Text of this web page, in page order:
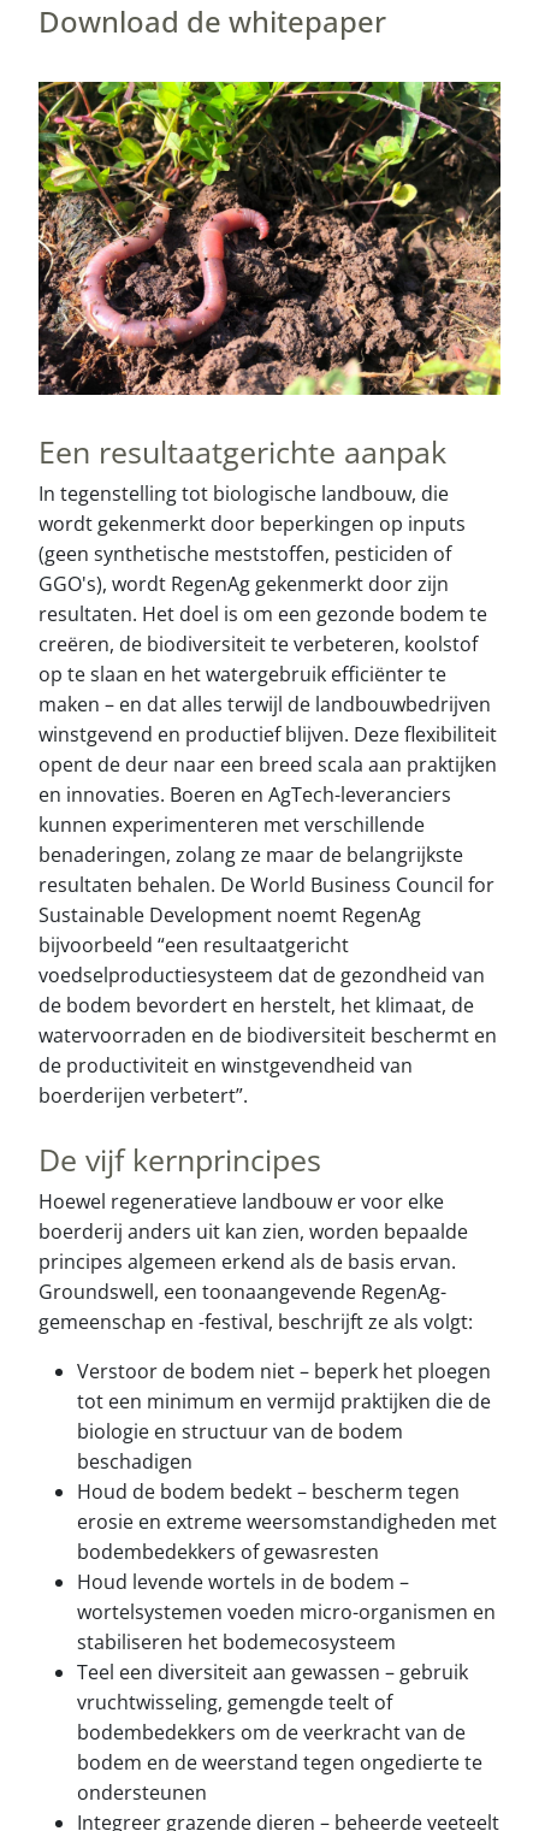
Download de whitepaper
Een resultaatgerichte aanpak
In tegenstelling tot biologische landbouw, die
wordt gekenmerkt door beperkingen op inputs
(geen synthetische meststoffen, pesticiden of
GGO's), wordt RegenAg gekenmerkt door zijn
resultaten. Het doel is om een gezonde bodem te
creëren, de biodiversiteit te verbeteren, koolstof
op te slaan en het watergebruik efficiënter te
maken – en dat alles terwijl de landbouwbedrijven
winstgevend en productief blijven. Deze flexibiliteit
opent de deur naar een breed scala aan praktijken
en innovaties. Boeren en AgTech-leveranciers
kunnen experimenteren met verschillende
benaderingen, zolang ze maar de belangrijkste
resultaten behalen. De World Business Council for
Sustainable Development noemt RegenAg
bijvoorbeeld “een resultaatgericht
voedselproductiesysteem dat de gezondheid van
de bodem bevordert en herstelt, het klimaat, de
watervoorraden en de biodiversiteit beschermt en
de productiviteit en winstgevendheid van
boerderijen verbetert”.
De vijf kernprincipes
Hoewel regeneratieve landbouw er voor elke
boerderij anders uit kan zien, worden bepaalde
principes algemeen erkend als de basis ervan.
Groundswell, een toonaangevende RegenAg-
gemeenschap en -festival, beschrijft ze als volgt:
Verstoor de bodem niet – beperk het ploegen
tot een minimum en vermijd praktijken die de
biologie en structuur van de bodem
beschadigen
Houd de bodem bedekt – bescherm tegen
erosie en extreme weersomstandigheden met
bodembedekkers of gewasresten
Houd levende wortels in de bodem –
wortelsystemen voeden micro-organismen en
stabiliseren het bodemecosysteem
Teel een diversiteit aan gewassen – gebruik
vruchtwisseling, gemengde teelt of
bodembedekkers om de veerkracht van de
bodem en de weerstand tegen ongedierte te
ondersteunen
Integreer grazende dieren – beheerde veeteelt